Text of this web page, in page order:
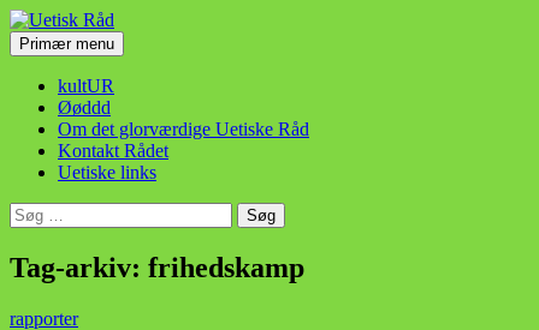
Hop
til
indhold
Uetisk Råd
SøgPrimær menu
kultUR
Øøddd
Om det glorværdige Uetiske Råd
Kontakt Rådet
Uetiske links
Søg
efter:
Tag-arkiv: frihedskamp
rapporter